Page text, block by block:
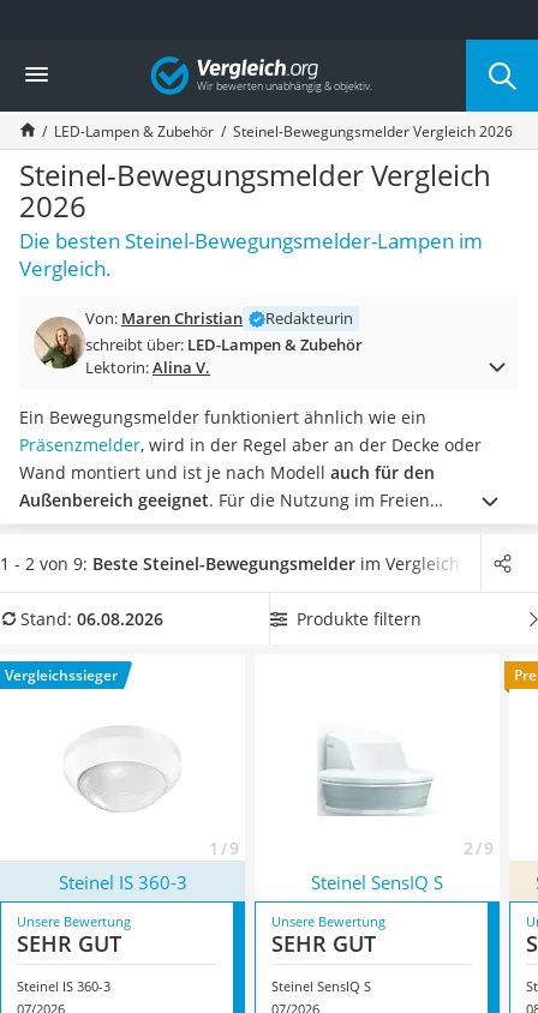
Die beliebtesten Vergleiche nach Kategorie
Wohnen
Matratzen-Topper
Matratzen
Konferenzlautsprecher
Tageslichtlampe
Badlüfter
Ergonomischer Bürostuhl
Bürohocker
Ozongeneratoren
Akku-Tischlampe
Konferenzmikrofon
Klappmatratze
Duschkopf mit Kalkfilter
Aktenvernichter Sicherheitsstufe 4
Bettgitter
Spannbettlaken
Duschpaneel
Matratze 90 x 200 cm
Service
Vergleich
LED-Lampen & Zubehör Steinel-Bewegungsmelder Vergleich 2026
Steinel-Bewegungsmelder Vergleich
2026
Die besten Steinel-Bewegungsmelder-Lampen im
Vergleich.
Von: Maren Christian
Redakteurin
schreibt über: LED-Lampen & Zubehör
Lektorin:Alina V.
Ein Bewegungsmelder funktioniert ähnlich wie ein
Präsenzmelder, wird in der Regel aber an der Decke oder
Wand montiert und ist je nach Modell auch für den
Außenbereich geeignet. Für die Nutzung im Freien
empfehlen Online-Tests Steinel-Bewegungsmelder mit hohen
Lux-Werten für eine angenehme Helligkeit. In unserer
Steinel-Bewegungsmeldern. Unter anderem solche mit einer
können. Überzeugt hat uns hier im August 2026 besonders
das ModellSteinel IS 360-3
1 - 2 von 9: Beste Steinel-Bewegungsmelder im Vergleich
Stand: 06.08.2026 Produkte filtern
Vergleichssieger
1 / 9 2 / 9
Steinel IS 360-3 Steinel SensIQ S
Unsere Bewertung
SEHR GUT
Steinel IS 360-3
07/2026
Unsere Bewertung
SEHR GUT
Steinel SensIQ S
07/2026